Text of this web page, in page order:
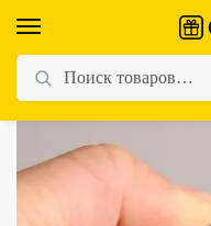
Главная Магазин / Для мужчин